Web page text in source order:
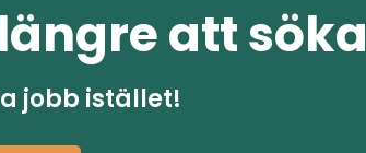
att söka
jobb istället!